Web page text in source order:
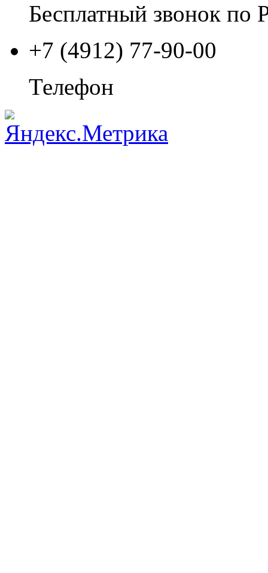
Бесплатный звонок по
+7 (4912) 77-90-00
Телефон